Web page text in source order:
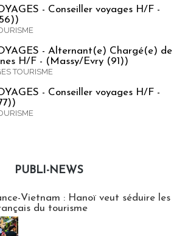
- Conseiller voyages H/F -
- Alternant(e) Chargé(e) de
H/F - (Massy/Evry (91))
TOURISME
- Conseiller voyages H/F -
PUBLI-NEWS
Vietnam : Hanoï veut séduire les
du tourisme